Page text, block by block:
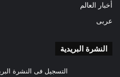
أخبار العالم
عربى
النشرة البريدية
التسجيل فى النشرة